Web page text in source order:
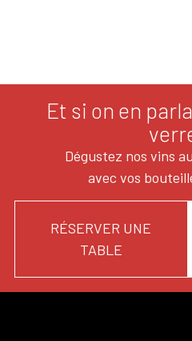
Et si on en
Dégustez nos vins
avec vos
RÉSERVER UNE
TABLE